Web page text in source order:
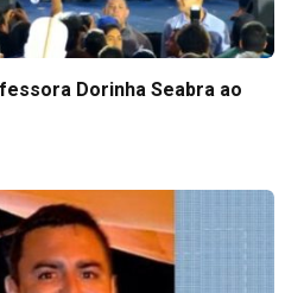
Dorinha Seabra ao